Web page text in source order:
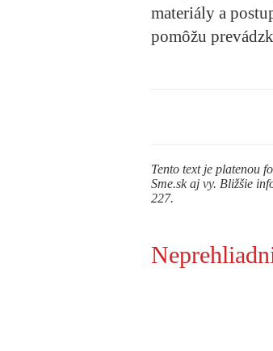
materiály a
pomôžu
Tento text je platenou
Sme.sk aj vy. Bližšie
227.